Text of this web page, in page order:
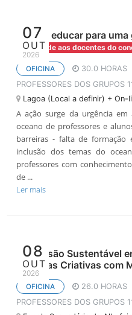
07
OUT
2026
Oficina educar para
Prioridade aos docentes do
OFICINA 30.0 HORAS
PROFESSORES DOS GRUPOS
Lagoa (Local a definir) + On-
A ação surge da urgência
oceano de professores e
barreiras - falta de
inclusão dos temas do
professores com
de ...
Ler mais
08
OUT
2026
Impressão Sustentável
Técnicas Criativas com
OFICINA 26.0 HORAS
PROFESSORES DOS GRUPOS